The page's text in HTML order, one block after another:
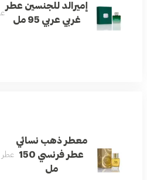
إميرالد للجنسين عطر
غربي عربي 95 مل
معطر ذهب نسائي
عطر فرنسي 150
مل
عطر